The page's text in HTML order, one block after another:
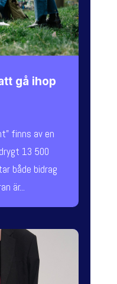
gå ihop
finns av en
13 500
både bidrag
är...